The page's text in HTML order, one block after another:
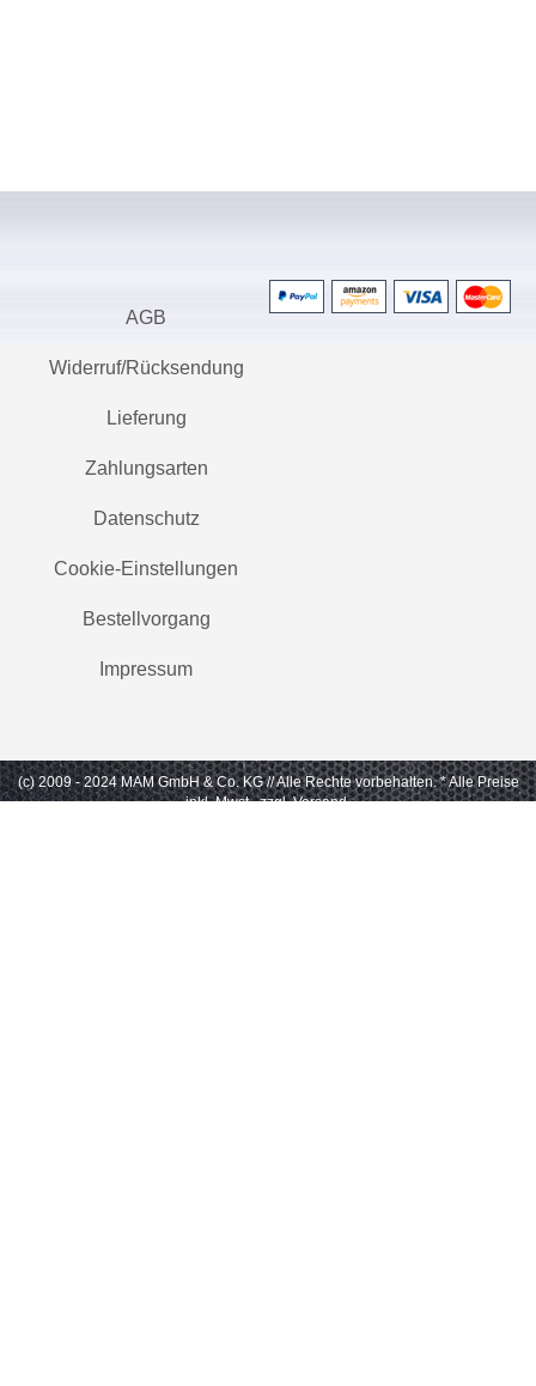
AGB
Widerruf/Rücksendung
Lieferung
Zahlungsarten
Datenschutz
Cookie-Einstellungen
Bestellvorgang
Impressum
(c) 2009 - 2024 MAM GmbH & Co. KG // Alle Rechte vorbehalten. * Alle Preise
inkl. Mwst., zzgl. Versand.